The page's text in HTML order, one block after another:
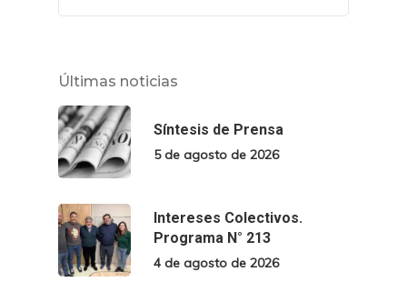
Últimas noticias
Síntesis de Prensa
5 de agosto de 2026
Intereses Colectivos.
Programa N° 213
4 de agosto de 2026